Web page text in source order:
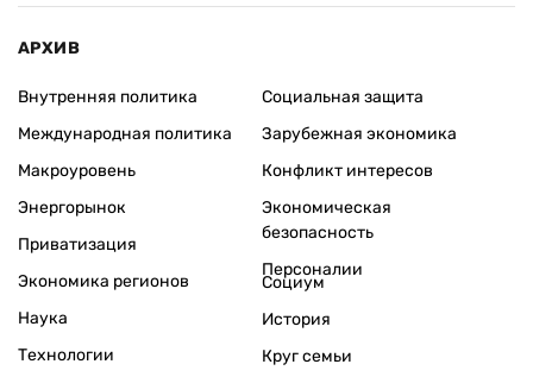
АРХИВ
Внутренняя политика
Международная политика
Макроуровень
Энергорынок
Приватизация
Экономика регионов
Социальная защита
Зарубежная экономика
Конфликт интересов
Экономическая
безопасность
Персоналии
Наука
Технологии
Социум
История
Круг семьи